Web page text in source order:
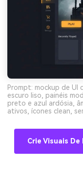
Prompt: mockup de UI
escuro liso, painéis
preto e azul ardósia,
ativos, ícones clean,
Crie Visuais